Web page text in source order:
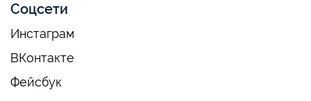
Соцсети
Инстаграм
ВКонтакте
Фейсбук